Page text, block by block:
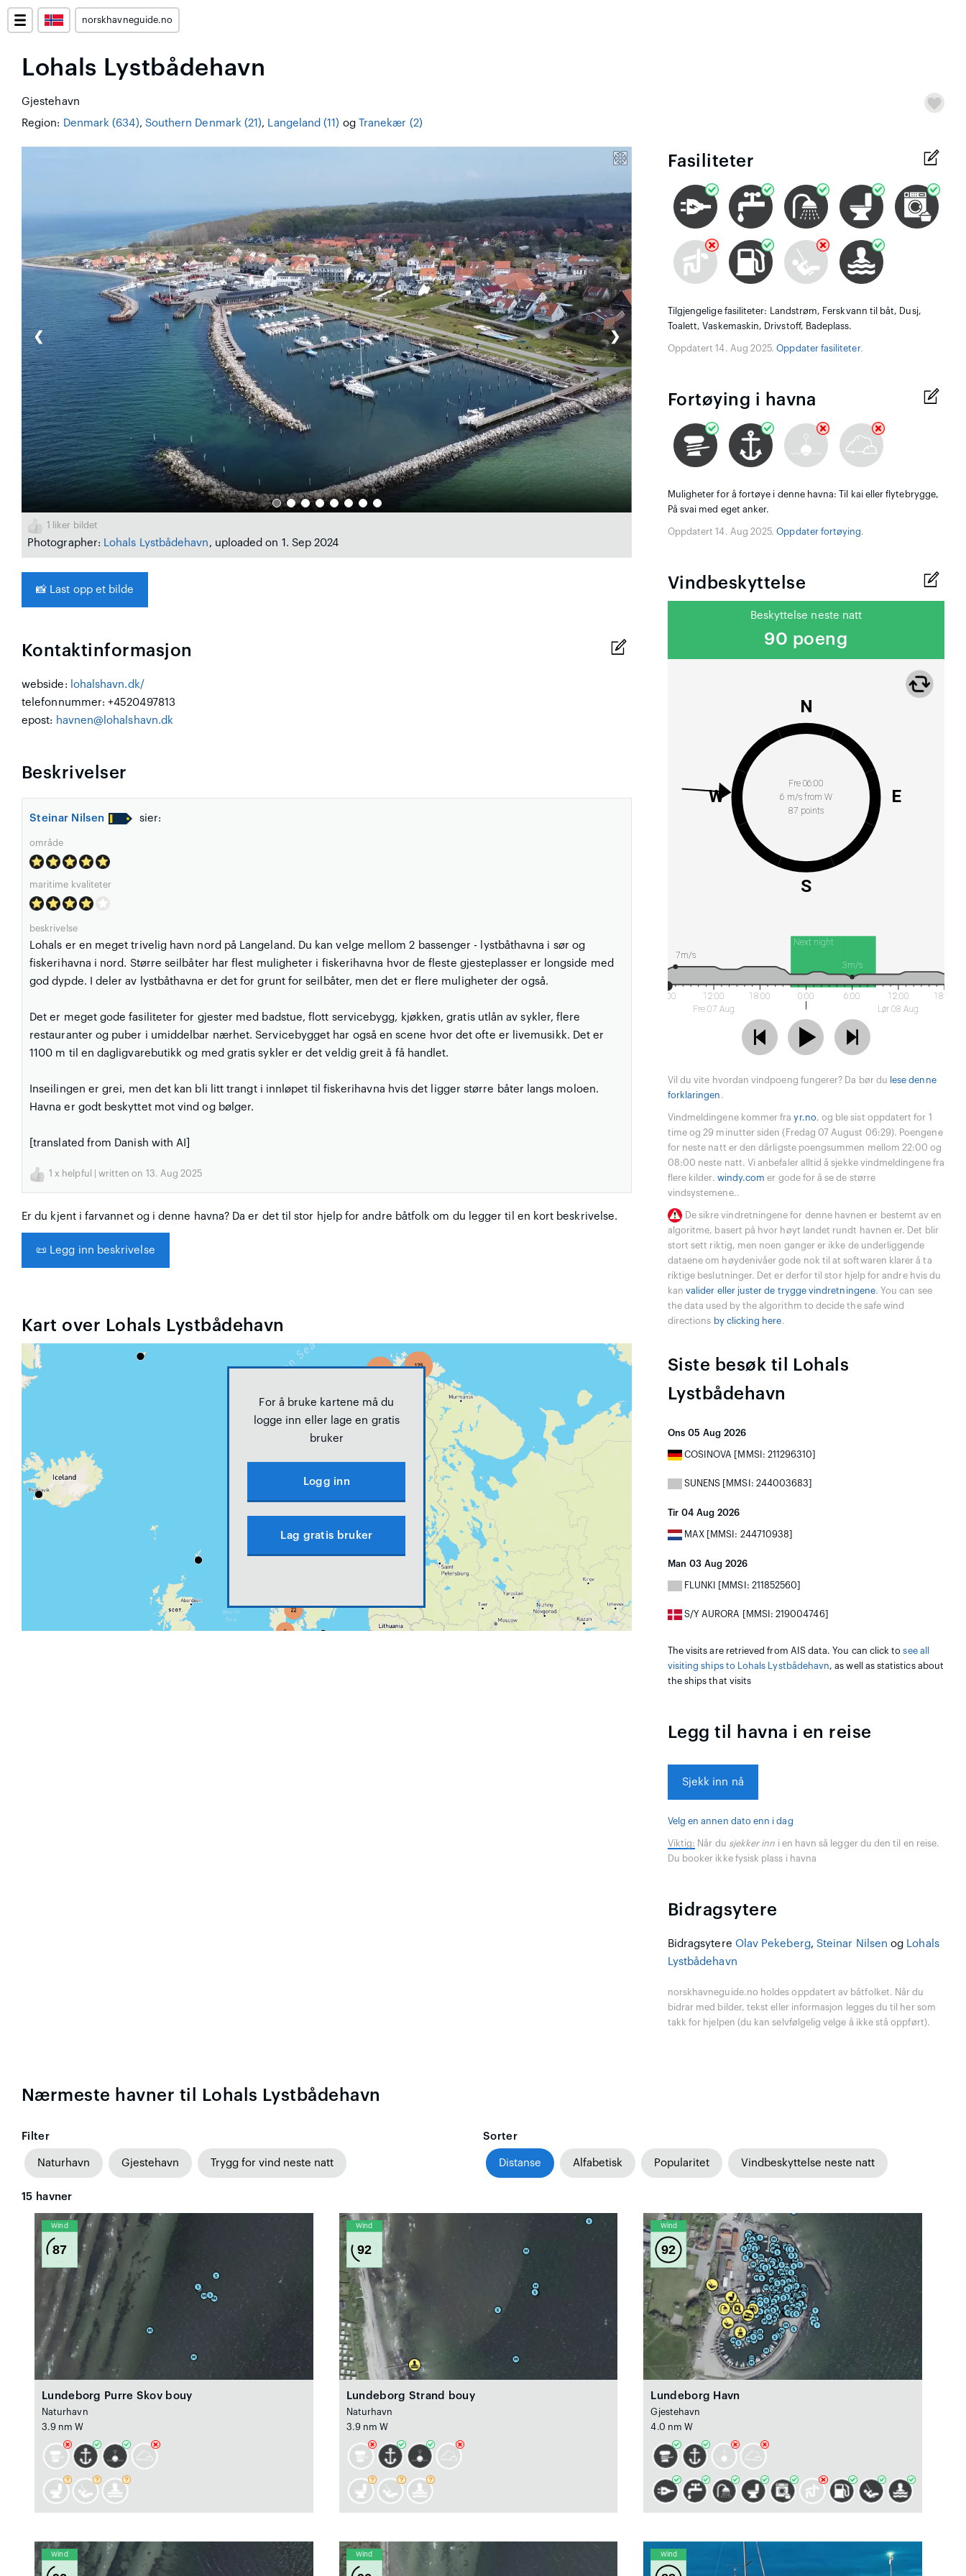
norskhavneguide.no
Lohals Lystbådehavn
Gjestehavn
Region: Denmark (634), Southern Denmark (21), Langeland (11) og Tranekær (2)
❮ ❯
1 liker bildet
Photographer: Lohals Lystbådehavn , uploaded on 1. Sep 2024
📸 Last opp et bilde
Kontaktinformasjon
webside: lohalshavn.dk/
telefonnummer: +4520497813
epost: havnen@lohalshavn.dk
Beskrivelser
Steinar Nilsen sier:
område
maritime kvaliteter
beskrivelse
Lohals er en meget trivelig havn nord på Langeland. Du kan velge mellom 2 bassenger - lystbåthavna i sør og
fiskerihavna i nord. Større seilbåter har flest muligheter i fiskerihavna hvor de fleste gjesteplasser er longside med
god dypde. I deler av lystbåthavna er det for grunt for seilbåter, men det er flere muligheter der også.
Det er meget gode fasiliteter for gjester med badstue, flott servicebygg, kjøkken, gratis utlån av sykler, flere
restauranter og puber i umiddelbar nærhet. Servicebygget har også en scene hvor det ofte er livemusikk. Det er
1100 m til en dagligvarebutikk og med gratis sykler er det veldig greit å få handlet.
Inseilingen er grei, men det kan bli litt trangt i innløpet til fiskerihavna hvis det ligger større båter langs moloen.
Havna er godt beskyttet mot vind og bølger.
[translated from Danish with AI]
1 x helpful | written on 13. Aug 2025
Er du kjent i farvannet og i denne havna? Da er det til stor hjelp for andre båtfolk om du legger til en kort beskrivelse.
📜 Legg inn beskrivelse
Kart over Lohals Lystbådehavn
For å bruke kartene må du
logge inn eller lage en gratis
bruker
Logg inn
Lag gratis bruker
Fasiliteter
Tilgjengelige fasiliteter: Landstrøm, Ferskvann til båt, Dusj,
Toalett, Vaskemaskin, Drivstoff, Badeplass.
Oppdatert 14. Aug 2025.Oppdater fasiliteter.
Fortøying i havna
Muligheter for å fortøye i denne havna: Til kai eller flytebrygge,
På svai med eget anker.
Oppdatert 14. Aug 2025.Oppdater fortøying.
Vindbeskyttelse
Beskyttelse neste natt
90 poeng
Fre 06:00
6 m/s from W
87 points
N
E
S
W
Next night
6:00
12:00
Fre 07 Aug
18:00 0:00 6:00
12:00
Lør 08 Aug
18:00
7m/s
3m/s
Vil du vite hvordan vindpoeng fungerer? Da bør du lese denne
forklaringen .
Vindmeldingene kommer frayr.no, og ble sist oppdatert for 1
time og 29 minutter siden (Fredag 07 August 06:29). Poengene
for neste natt er den dårligste poengsummen mellom 22:00 og
08:00 neste natt. Vi anbefaler alltid å sjekke vindmeldingene fra
flere kilder. windy.com er gode for å se de større
vindsystemene..
De sikre vindretningene for denne havnen er bestemt av en
algoritme, basert på hvor høyt landet rundt havnen er. Det blir
stort sett riktig, men noen ganger er ikke de underliggende
dataene om høydenivåer gode nok til at softwaren klarer å ta
riktige beslutninger. Det er derfor til stor hjelp for andre hvis du
kanvalider eller juster de trygge vindretningene. You can see
the data used by the algorithm to decide the safe wind
directions by clicking here.
Siste besøk til Lohals
Lystbådehavn
Ons 05 Aug 2026
COSINOVA [MMSI: 211296310]
SUNENS [MMSI: 244003683]
Tir 04 Aug 2026
MAX [MMSI: 244710938]
Man 03 Aug 2026
FLUNKI [MMSI: 211852560]
S/Y AURORA [MMSI: 219004746]
The visits are retrieved from AIS data. You can click tosee all
visiting ships to Lohals Lystbådehavn, as well as statistics about
the ships that visits
Legg til havna i en reise
Sjekk inn nå
Velg en annen dato enn i dag
Viktig: Når du sjekker inn i en havn så legger du den til en reise.
Du booker ikke fysisk plass i havna
Bidragsytere
Bidragsytere Olav Pekeberg, Steinar Nilsen og
Lohals
Lystbådehavn
norskhavneguide.no holdes oppdatert av båtfolket. Når du
bidrar med bilder, tekst eller informasjon legges du til her som
takk for hjelpen (du kan selvfølgelig velge å ikke stå oppført).
Nærmeste havner til Lohals Lystbådehavn
Filter
Naturhavn Gjestehavn Trygg for vind neste natt
Sorter
Distanse Alfabetisk Popularitet Vindbeskyttelse neste natt
15 havner
Wind
87
Lundeborg Purre Skov bouy
Naturhavn
3.9 nm W
Wind
92
Lundeborg Strand bouy
Naturhavn
3.9 nm W
Wind
92
Lundeborg Havn
Gjestehavn
4.0 nm W
Wind Wind Wind